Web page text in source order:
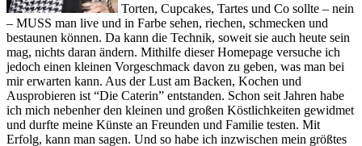
Torten, Cupcakes, Tartes und Co sollte – nein
– MUSS man live und in Farbe sehen, riechen, schmecken und
bestaunen können. Da kann die Technik, soweit sie auch heute sein
mag, nichts daran ändern. Mithilfe dieser Homepage versuche ich
jedoch einen kleinen Vorgeschmack davon zu geben, was man bei
mir erwarten kann. Aus der Lust am Backen, Kochen und
Ausprobieren ist “Die Caterin” entstanden. Schon seit Jahren habe
ich mich nebenher den kleinen und großen Köstlichkeiten gewidmet
und durfte meine Künste an Freunden und Familie testen. Mit
Erfolg, kann man sagen. Und so habe ich inzwischen mein größtes